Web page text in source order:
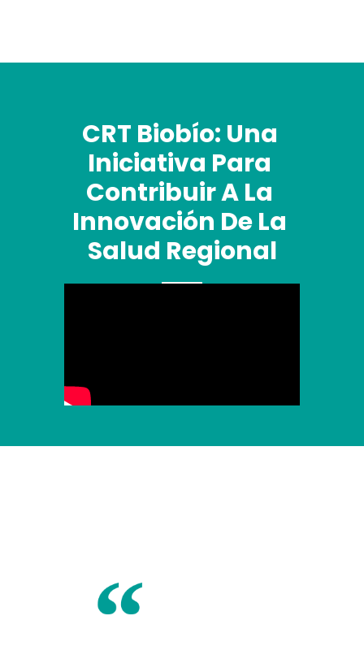
CRT Biobío: Una
Iniciativa Para
Contribuir A La
Innovación De La
Salud Regional